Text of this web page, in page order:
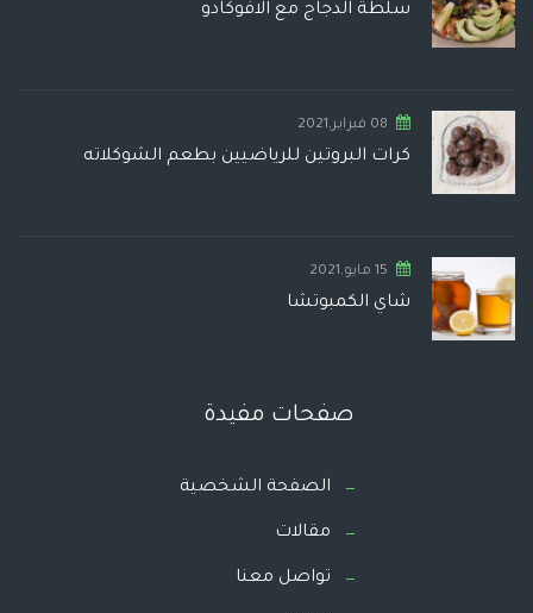
سلطة الدجاج مع الافوكادو
08 فبراير,2021
كرات البروتين للرياضيين بطعم الشوكلاته
15 مايو,2021
شاي الكمبوتشا
صفحات مفيدة
الصفحة الشخصية
مقالات
تواصل معنا